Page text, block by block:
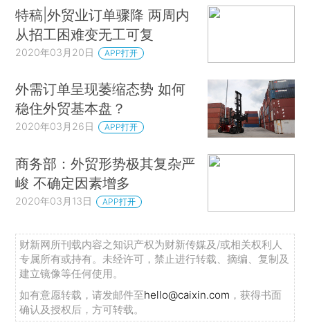
特稿|外贸业订单骤降 两周内
从招工困难变无工可复
2020年03月20日 APP打开
外需订单呈现萎缩态势 如何
稳住外贸基本盘？
2020年03月26日 APP打开
商务部：外贸形势极其复杂严
峻 不确定因素增多
2020年03月13日 APP打开
财新网所刊载内容之知识产权为财新传媒及/或相关权利人
专属所有或持有。未经许可，禁止进行转载、摘编、复制及
建立镜像等任何使用。
如有意愿转载，请发邮件至hello@caixin.com ，获得书面
确认及授权后，方可转载。